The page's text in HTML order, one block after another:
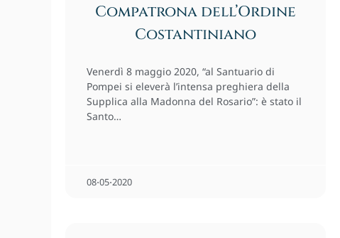
Compatrona dell’Ordine
Costantiniano
Venerdì 8 maggio 2020, “al Santuario di
Pompei si eleverà l’intensa preghiera della
Supplica alla Madonna del Rosario”: è stato il
Santo…
08⋅05⋅2020